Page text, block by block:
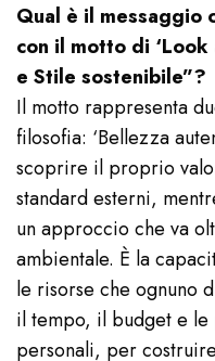
Qual è il messaggio
con il motto di ‘Look
e Stile sostenibile”?
Il motto rappresenta
filosofia: ‘Bellezza
scoprire il proprio
standard esterni,
un approccio che va
ambientale. È la
le risorse che ognuno
il tempo, il budget e
personali, per